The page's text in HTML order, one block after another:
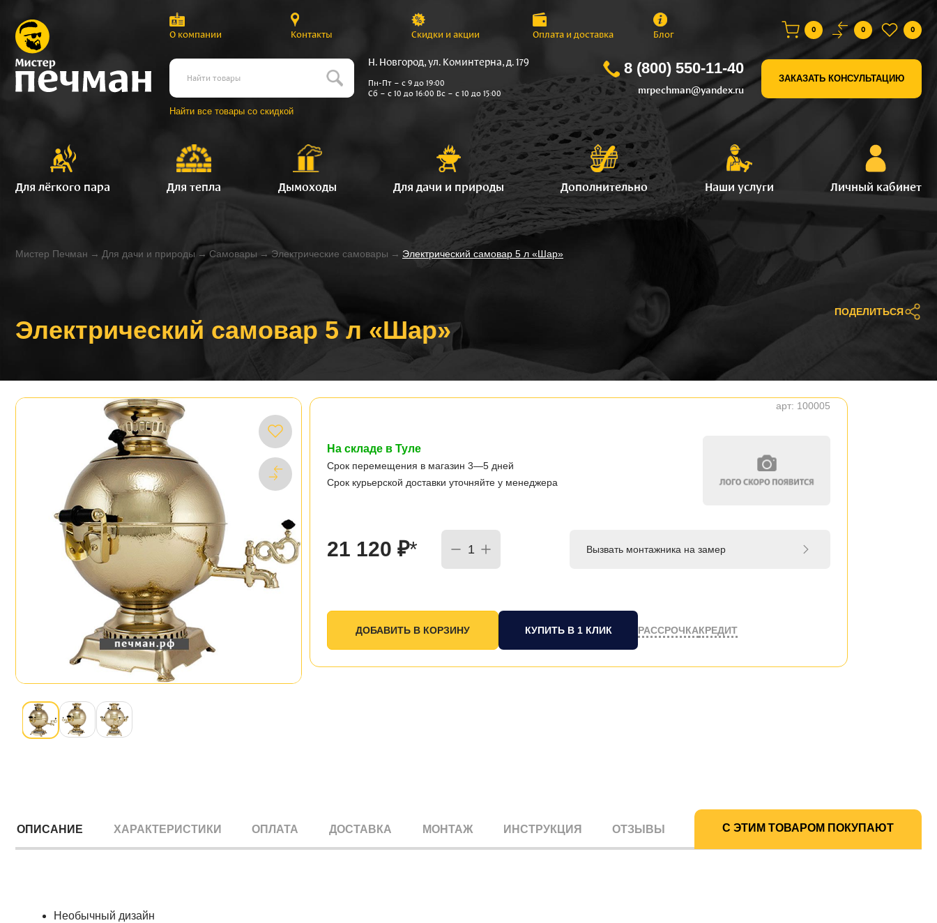
О компании Контакты Скидки и акции Оплата и доставка Блог 0 0 0
Найти все товары со скидкой
Н. Новгород, ул. Коминтерна, д. 179
Пн-Пт – с 9 до 19:00
Сб – с 10 до 16:00 Вс – с 10 до 15:00
8 (800) 550-11-40
mrpechman@yandex.ru
ЗАКАЗАТЬ КОНСУЛЬТАЦИЮ
Для лёгкого пара Для тепла Дымоходы Для дачи и природы Дополнительно Наши услуги Личный кабинет
Мистер Печман → Для дачи и природы → Самовары → Электрические самовары → Электрический самовар 5 л «Шар»
Электрический самовар 5 л «Шар»
ПОДЕЛИТЬСЯ
арт: 100005
На складе в Туле
Срок перемещения в магазин 3—5 дней
Срок курьерской доставки уточняйте у менеджера
21 120 ₽* Вызвать монтажника на замер
КУПИТЬ В 1 КЛИК РАССРОЧКАКРЕДИТ
ОПИСАНИЕ ХАРАКТЕРИСТИКИ ОПЛАТА ДОСТАВКА МОНТАЖ ИНСТРУКЦИЯ ОТЗЫВЫ С ЭТИМ ТОВАРОМ ПОКУПАЮТ
Необычный дизайн